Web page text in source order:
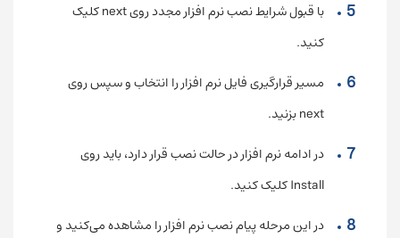
با قبول شرایط نصب نرم افزار مجدد روی next کلیک
کنید.
مسیر قرارگیری فایل نرم افزار را انتخاب و سپس روی
next بزنید.
در ادامه نرم افزار در حالت نصب قرار دارد، باید روی
Install کلیک کنید.
در این مرحله پیام نصب نرم افزار را مشاهده می‌کنید و